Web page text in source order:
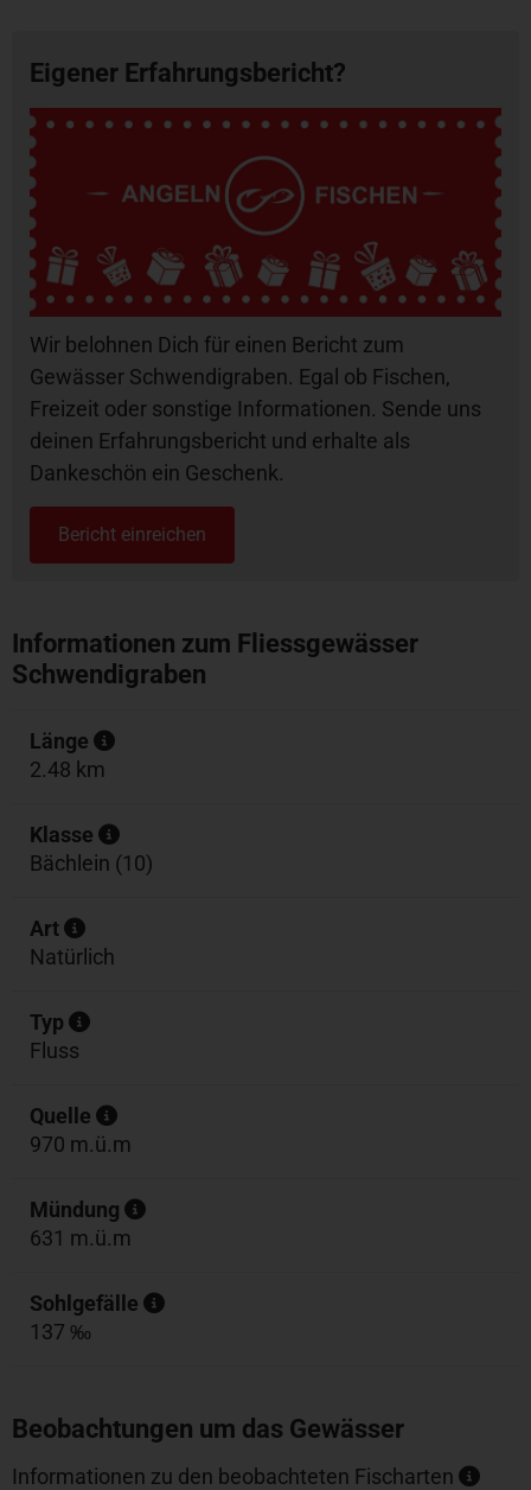
Eigener Erfahrungsbericht?
Wir belohnen Dich für einen Bericht zum
Gewässer Schwendigraben. Egal ob Fischen,
Freizeit oder sonstige Informationen. Sende uns
deinen Erfahrungsbericht und erhalte als
Dankeschön ein Geschenk.
Bericht einreichen
Informationen zum Fliessgewässer
Schwendigraben
Länge
2.48 km
Klasse
Bächlein (10)
Art
Natürlich
Typ
Fluss
Quelle
970 m.ü.m
Mündung
631 m.ü.m
Sohlgefälle
137 ‰
Beobachtungen um das Gewässer
Informationen zu den beobachteten Fischarten